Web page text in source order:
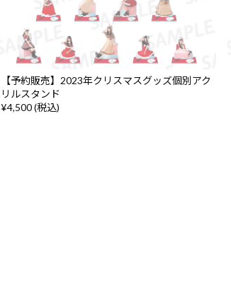
【予約販売】2023年クリスマスグッズ個別アク
リルスタンド
¥4,500 (税込)